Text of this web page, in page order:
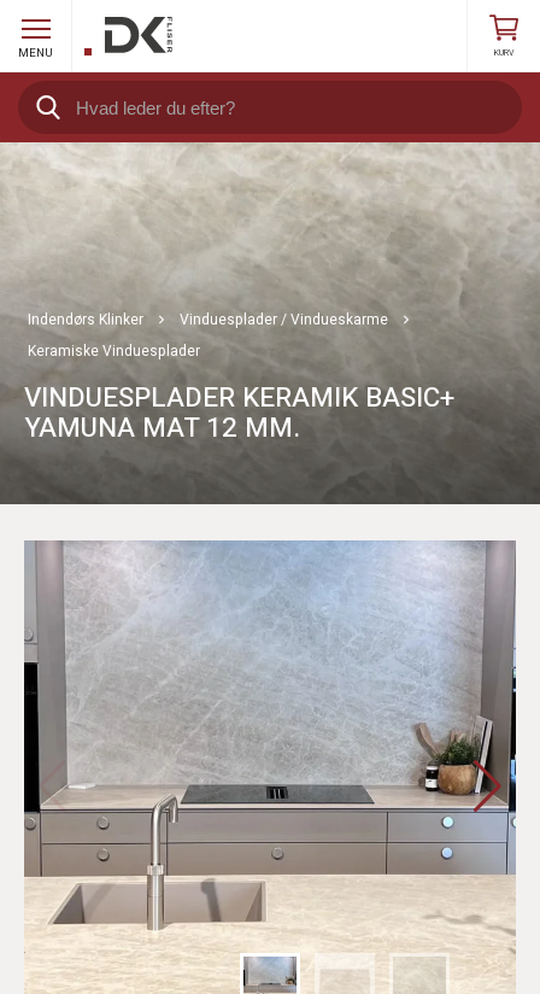
MENU KURV
Indendørs Klinker
Vinduesplader / Vindueskarme
Keramiske Vinduesplader
VINDUESPLADER KERAMIK BASIC+
YAMUNA MAT 12 MM.